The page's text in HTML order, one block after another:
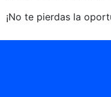
¡No te pierdas la